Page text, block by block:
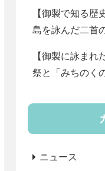
【御製で知る歴
島を詠んだ二首
【御製に詠まれ
祭と「みちのく
ニュース